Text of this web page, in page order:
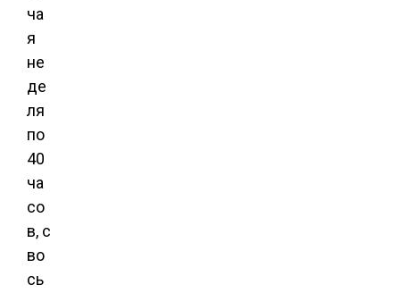
ча
я
не
де
ля
по
40
ча
со
в, с
во
сь